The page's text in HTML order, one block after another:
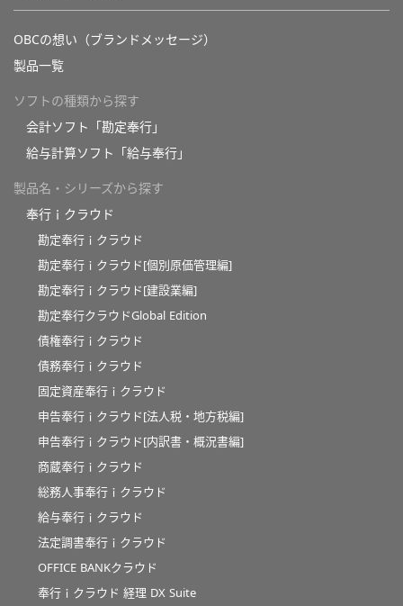
OBCの想い（ブランドメッセージ）
製品一覧
ソフトの種類から探す
会計ソフト「勘定奉行」
給与計算ソフト「給与奉行」
製品名・シリーズから探す
奉行ｉクラウド
勘定奉行ｉクラウド
勘定奉行ｉクラウド[個別原価管理編]
勘定奉行ｉクラウド[建設業編]
勘定奉行クラウドGlobal Edition
債権奉行ｉクラウド
債務奉行ｉクラウド
固定資産奉行ｉクラウド
申告奉行ｉクラウド[法人税・地方税編]
申告奉行ｉクラウド[内訳書・概況書編]
商蔵奉行ｉクラウド
総務人事奉行ｉクラウド
給与奉行ｉクラウド
法定調書奉行ｉクラウド
OFFICE BANKクラウド
奉行ｉクラウド 経理 DX Suite